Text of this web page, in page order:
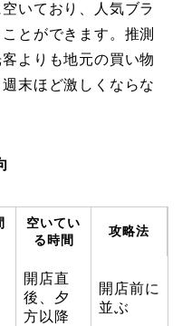
いており、人気ブラ
とができます。推測
よりも地元の買い物
末ほど激しくならな
空いてい
る時間
攻略法
開店直
後、夕
方以降
開店前に
並ぶ